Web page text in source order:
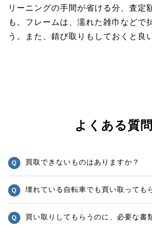
リーニングの手間が省ける分、査定
も。フレームは、濡れた雑巾などで
う。また、錆び取りもしておくと良
よくある質問
買取できないものはありますか？
壊れている自転車でも買い取っても
買い取りしてもらうのに、必要な書